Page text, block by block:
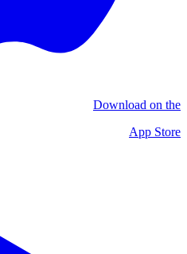
Download on the
App Store